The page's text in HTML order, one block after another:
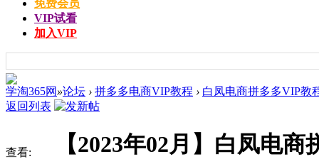
免费会员
VIP试看
加入VIP
学淘365网 »论坛 › 拼多多电商VIP教程 › 白凤电商拼多多VIP教
返回列表
查看:
【2023年02月】白凤电